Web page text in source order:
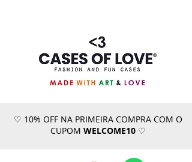
♡ 10% OFF NA PRIMEIRA COMPRA COM O
CUPOM WELCOME10♡